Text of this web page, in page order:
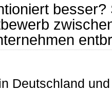
besser?
Deutschland